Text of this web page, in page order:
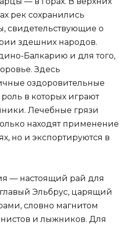
рек сохранились
свидетельствующие о
здешних народов.
Балкарию и для того,
Здесь
оздоровительные
в которых играют
Лечебные грязи
находят применение
но и экспортируются в
— настоящий рай для
Эльбрус, царящий
словно магнитом
и лыжников. Для